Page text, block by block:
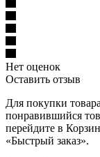
Нет оценок
Оставить отзыв
Для покупки
понравившийся
перейдите в
«Быстрый заказ».